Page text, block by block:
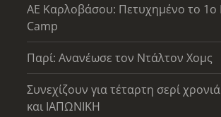
ΑΕ Καρλοβάσου: Πετυχημένο το 1ο
Camp
Παρί: Ανανέωσε τον Ντάλτον Χομς
Συνεχίζουν για τέταρτη σερί
και ΙΑΠΩΝΙΚΗ